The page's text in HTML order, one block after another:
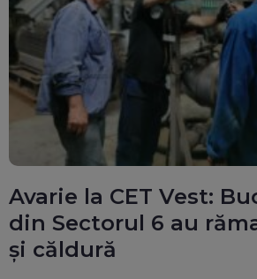
Avarie la CET Vest:
din Sectorul 6 au
și căldură